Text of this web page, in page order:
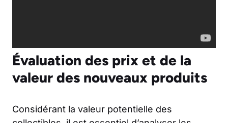
Évaluation des prix et de la
valeur des nouveaux produits
Considérant la valeur potentielle des